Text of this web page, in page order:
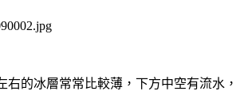
右的冰層常常比較薄，下方中空有流水，